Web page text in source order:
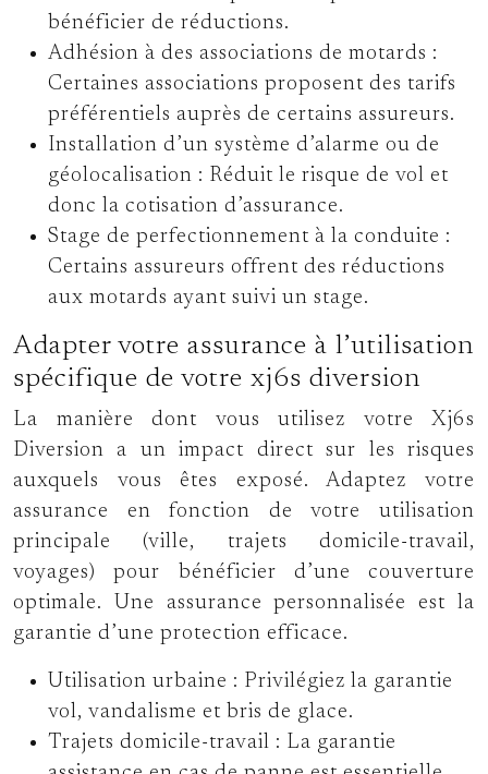
bénéficier de réductions.
Adhésion à des associations de motards :
Certaines associations proposent des tarifs
préférentiels auprès de certains assureurs.
Installation d’un système d’alarme ou de
géolocalisation : Réduit le risque de vol et
donc la cotisation d’assurance.
Stage de perfectionnement à la conduite :
Certains assureurs offrent des réductions
aux motards ayant suivi un stage.
Adapter votre assurance à l’utilisation
spécifique de votre xj6s diversion
La manière dont vous utilisez votre Xj6s
Diversion a un impact direct sur les risques
auxquels vous êtes exposé. Adaptez votre
assurance en fonction de votre utilisation
principale (ville, trajets domicile-travail,
voyages) pour bénéficier d’une couverture
optimale. Une assurance personnalisée est la
garantie d’une protection efficace.
Utilisation urbaine : Privilégiez la garantie
vol, vandalisme et bris de glace.
Trajets domicile-travail : La garantie